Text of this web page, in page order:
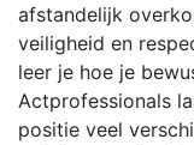
afstandelijk
veiligheid en
leer je hoe je
Actprofessionals
positie veel